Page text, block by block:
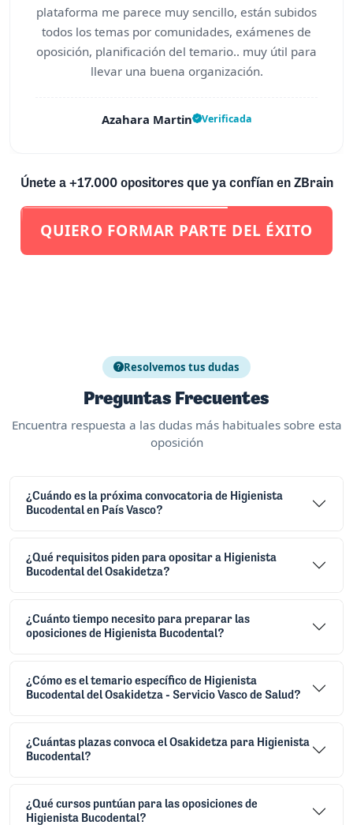
plataforma me parece muy sencillo, están subidos
todos los temas por comunidades, exámenes de
oposición, planificación del temario.. muy útil para
llevar una buena organización.
Azahara Martin Verificada
Únete a +17.000 opositores que ya confían en ZBrain
QUIERO FORMAR PARTE DEL ÉXITO
Resolvemos tus dudas
Preguntas Frecuentes
Encuentra respuesta a las dudas más habituales sobre esta
oposición
¿Cuándo es la próxima convocatoria de Higienista
Bucodental en País Vasco?
¿Qué requisitos piden para opositar a Higienista
Bucodental del Osakidetza?
¿Cuánto tiempo necesito para preparar las
oposiciones de Higienista Bucodental?
¿Cómo es el temario específico de Higienista
Bucodental del Osakidetza - Servicio Vasco de Salud?
¿Cuántas plazas convoca el Osakidetza para Higienista
Bucodental?
¿Qué cursos puntúan para las oposiciones de
Higienista Bucodental?